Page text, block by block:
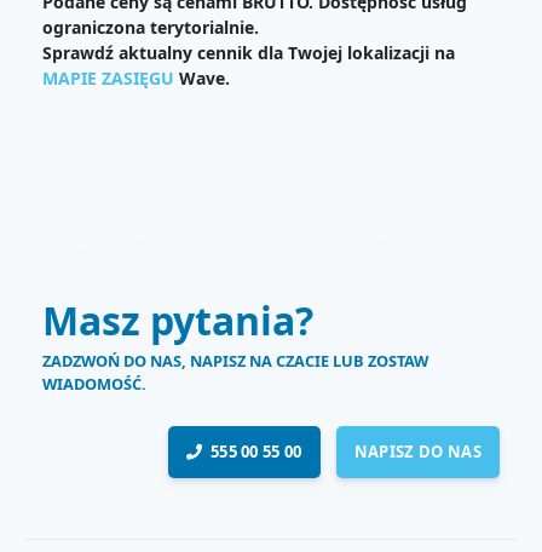
ograniczona terytorialnie.
Sprawdź aktualny cennik dla Twojej lokalizacji na
MAPIE ZASIĘGU Wave.
Masz pytania?
ZADZWOŃ DO NAS, NAPISZ NA CZACIE LUB ZOSTAW
WIADOMOŚĆ.
555 00 55 00 NAPISZ DO NAS